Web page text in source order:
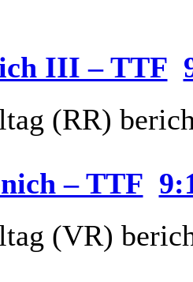
III – TTF
(RR)
– TTF
(VR)